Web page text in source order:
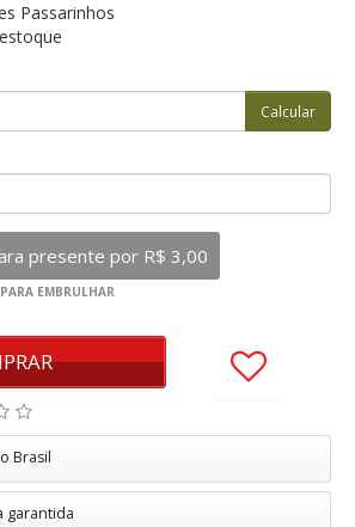
Passarinhos
Brasil
garantida